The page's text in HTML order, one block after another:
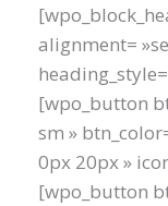
contenu
alignment=
[wpo_button
sm »
0px 20px »
[wpo_button